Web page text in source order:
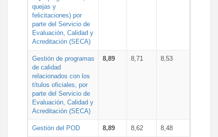
quejas y
felicitaciones) por
parte del Servicio de
Evaluación, Calidad y
Acreditación (SECA)
Gestión de programas
de calidad
relacionados con los
títulos oficiales, por
parte del Servicio de
Evaluación, Calidad y
Acreditación (SECA)
8,89 8,71 8,53
Gestión del POD 8,89 8,62 8,48